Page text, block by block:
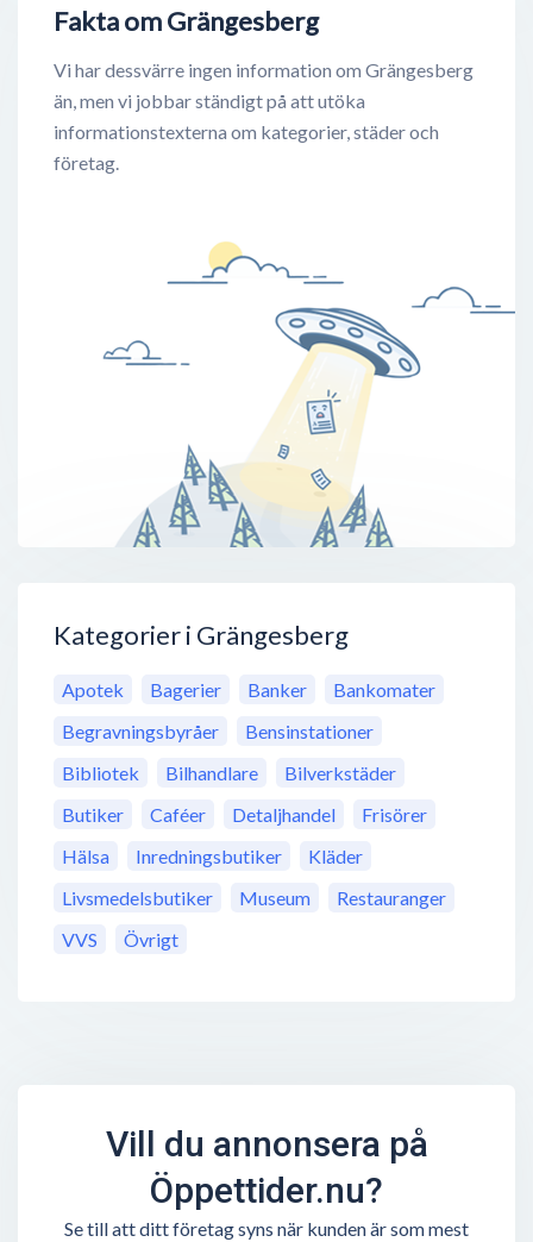
Fakta om Grängesberg
Vi har dessvärre ingen information om Grängesberg
än, men vi jobbar ständigt på att utöka
informationstexterna om kategorier, städer och
företag.
Kategorier i Grängesberg
Apotek Bagerier Banker
Bankomater
Begravningsbyråer
Bensinstationer
Bibliotek
Bilhandlare
Bilverkstäder
Butiker
Caféer Detaljhandel
Frisörer
Hälsa
Inredningsbutiker
Kläder
Livsmedelsbutiker
Museum
Restauranger
VVS
Övrigt
Vill du annonsera på
Öppettider.nu?
Se till att ditt företag syns när kunden är som mest